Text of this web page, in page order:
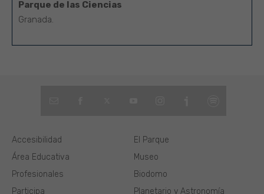
Parque de las Ciencias
Granada.
El Parque
Museo
Biodomo
Planetario y Astronomía
Área Educativa
Profesionales
Participa
Accesibilidad